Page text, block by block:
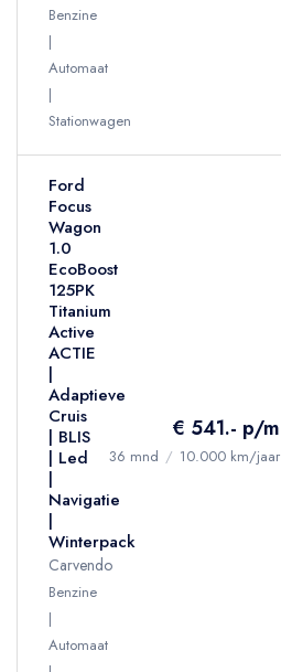
Benzine
Automaat
Stationwagen
Ford
Focus
Wagon
1.0
EcoBoost
125PK
Titanium
Active
ACTIE
|
Adaptieve
Cruis
| BLIS
| Led
|
Navigatie
|
Winterpack
Carvendo
Benzine
Automaat
€ 541.- p/m
36 mnd / 10.000 km/jaar